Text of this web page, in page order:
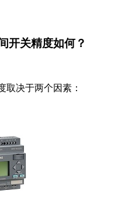
开关精度如何？
取决于两个因素：